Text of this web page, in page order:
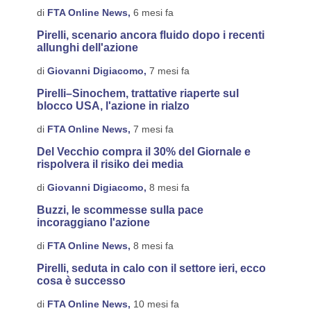
di FTA Online News, 6 mesi fa
Pirelli, scenario ancora fluido dopo i recenti
allunghi dell'azione
di Giovanni Digiacomo, 7 mesi fa
Pirelli–Sinochem, trattative riaperte sul
blocco USA, l'azione in rialzo
di FTA Online News, 7 mesi fa
Del Vecchio compra il 30% del Giornale e
rispolvera il risiko dei media
di Giovanni Digiacomo, 8 mesi fa
Buzzi, le scommesse sulla pace
incoraggiano l'azione
di FTA Online News, 8 mesi fa
Pirelli, seduta in calo con il settore ieri, ecco
cosa è successo
di FTA Online News, 10 mesi fa